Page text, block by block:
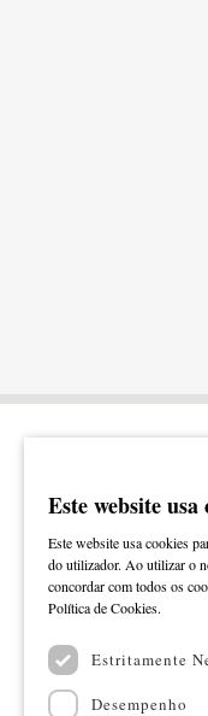
Este website usa
Este website usa cookies
do utilizador. Ao utilizar o
concordar com todos os
Política de Cookies.
Estritamente
Desempenho